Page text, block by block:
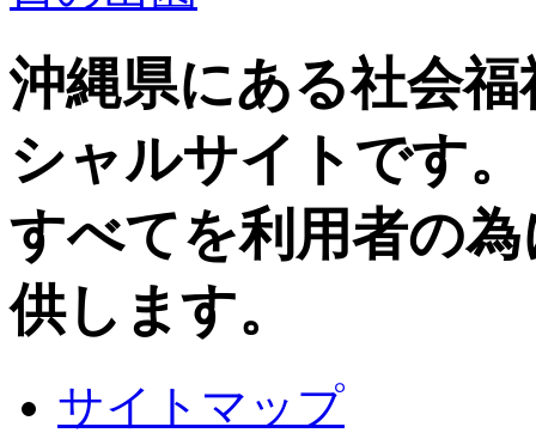
沖縄県にある社会
シャルサイトです。
すべてを利用者の
供します。
サイトマップ